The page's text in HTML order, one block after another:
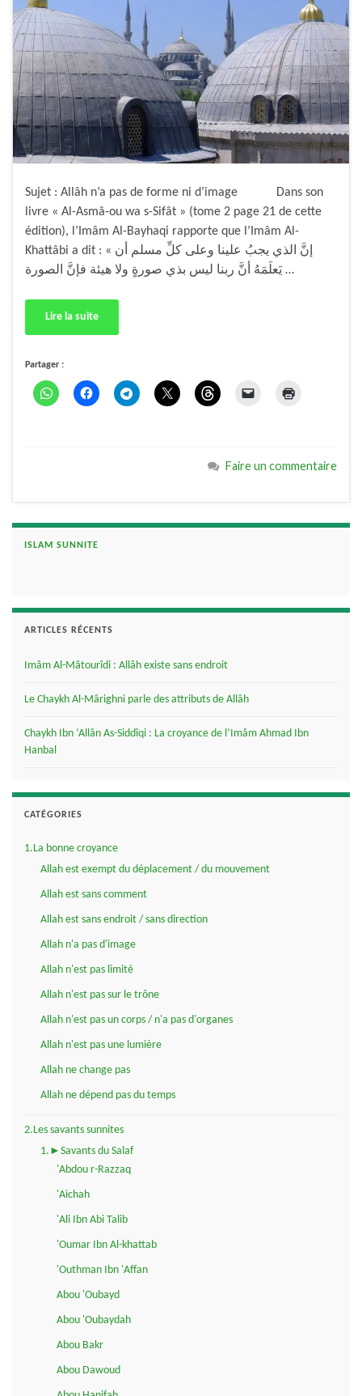
Sujet : Allâh n’a pas de forme ni d’image Dans son
livre « Al-Asmâ-ou wa s-Sifât » (tome 2 page 21 de cette
édition), l’Imâm Al-Bayhaqi rapporte que l’Imâm Al-
Khattâbi a dit : « إنَّ الذي يجبُ علينا وعلى كلِّ مسلم أن
يَعلَمَهُ أنَّ ربنا ليس بذي صورةٍ ولا هيئة فإنَّ الصورة …
Lire la suite
Partager :
Faire un commentaire
ISLAM SUNNITE
ARTICLES RÉCENTS
Imâm Al-Mâtourîdi : Allâh existe sans endroit
Le Chaykh Al-Mârighni parle des attributs de Allâh
Chaykh Ibn ‘Allân As-Siddîqi : La croyance de l’Imâm Ahmad Ibn
Hanbal
CATÉGORIES
1.La bonne croyance
Allah est exempt du déplacement / du mouvement
Allah est sans comment
Allah est sans endroit / sans direction
Allah n'a pas d'image
Allah n'est pas limité
Allah n'est pas sur le trône
Allah n'est pas un corps / n'a pas d'organes
Allah n'est pas une lumière
Allah ne change pas
Allah ne dépend pas du temps
2.Les savants sunnites
1.►Savants du Salaf
'Abdou r-Razzaq
'Aichah
'Ali Ibn Abi Talib
'Oumar Ibn Al-khattab
'Outhman Ibn 'Affan
Abou 'Oubayd
Abou 'Oubaydah
Abou Bakr
Abou Dawoud